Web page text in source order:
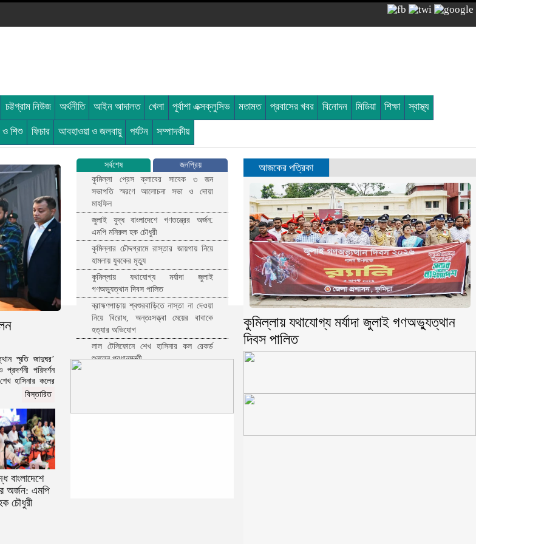
চট্টগ্রাম নিউজ অর্থনীতি আইন আদালত খেলা পূর্বাশা এক্সক্লুসিভ মতামত প্রবাসের খবর বিনোদন মিডিয়া শিক্ষা স্বাস্থ্য
ও শিশু ফিচার আবহাওয়া ও জলবায়ু পর্যটন সম্পাদকীয়
স্মৃতি জাদুঘর’
পরিদর্শন
হাসিনার কলের
বিস্তারিত
বাংলাদেশে
অর্জন: এমপি
চৌধুরী
সর্বশেষ
জনপ্রিয়
কুমিল্লা প্রেস ক্লাবের সাবেক ৩ জন
সভাপতি স্মরণে আলোচনা সভা ও দোয়া
মাহফিল
জুলাই যুদ্ধ বাংলাদেশে গণতন্ত্রের অর্জন:
এমপি মনিরুল হক চৌধুরী
কুমিল্লার চৌদ্দগ্রামে রাস্তার জায়গায় নিয়ে
হামলায় যুবকের মৃত্যু
কুমিল্লায় যথাযোগ্য মর্যাদা জুলাই
গণঅভ্যুত্থান দিবস পালিত
ব্রাহ্মণপাড়ায় শ্বশুরবাড়িতে নাস্তা না দেওয়া
নিয়ে বিরোধ, অন্তঃসত্ত্বা মেয়ের বাবাকে
হত্যার অভিযোগ
লাল টেলিফোনে শেখ হাসিনার কল রেকর্ড
শুনলেন প্রধানমন্ত্রী
স্পোর্টস এ জাতীয় দাবায় চ্যাম্পিয়ন
আজকের পত্রিকা
কুমিল্লায় যথাযোগ্য মর্যাদা জুলাই গণঅভ্যুত্থান
দিবস পালিত